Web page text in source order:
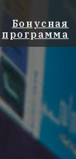
Бонусная
программа